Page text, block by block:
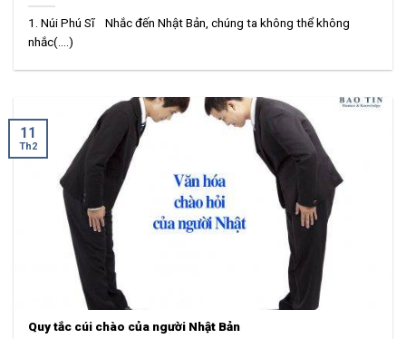
1. Núi Phú Sĩ Nhắc đến Nhật Bản, chúng ta không thể không
nhắc(....)
Quy tắc cúi chào của người Nhật Bản
11
Th2